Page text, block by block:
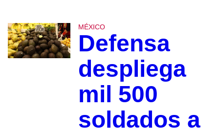
MÉXICO
Defensa
despliega
mil 500
soldados a